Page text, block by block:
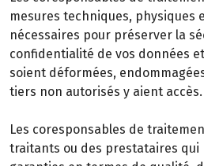
mesures techniques, physiques
nécessaires pour préserver la
confidentialité de vos données
soient déformées,
tiers non autorisés y aient accès.
Les coresponsables de
traitants ou des prestataires qui